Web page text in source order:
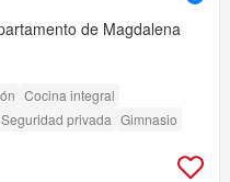
de Magdalena
Cocina integral
Seguridad privada Gimnasio